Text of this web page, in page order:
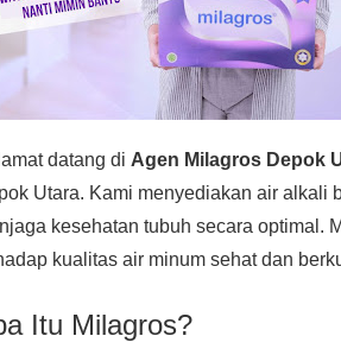
datang di Agen Milagros Depok
Utara. Kami menyediakan air alkali
kesehatan tubuh secara optimal.
kualitas air minum sehat dan
Itu Milagros?